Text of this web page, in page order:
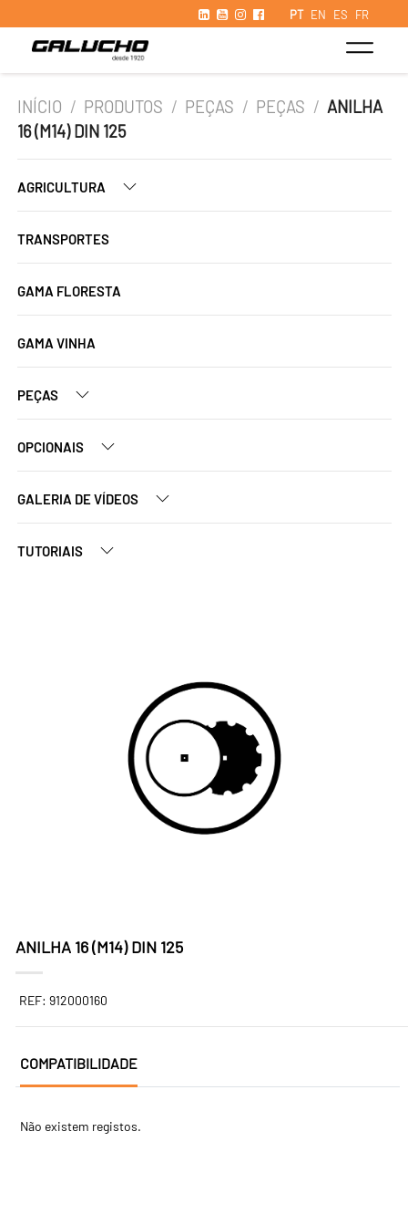
PT EN ES FR
INÍCIO / PRODUTOS / PEÇAS / PEÇAS / ANILHA
16 (M14) DIN 125
AGRICULTURA
TRANSPORTES
GAMA FLORESTA
GAMA VINHA
PEÇAS
OPCIONAIS
GALERIA DE VÍDEOS
TUTORIAIS
ANILHA 16 (M14) DIN 125
REF: 912000160
COMPATIBILIDADE
Não existem registos.